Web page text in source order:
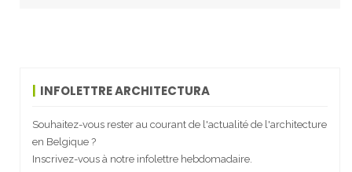
INFOLETTRE ARCHITECTURA
Souhaitez-vous rester au courant de l'actualité de l'architecture
en Belgique ?
Inscrivez-vous à notre infolettre hebdomadaire.